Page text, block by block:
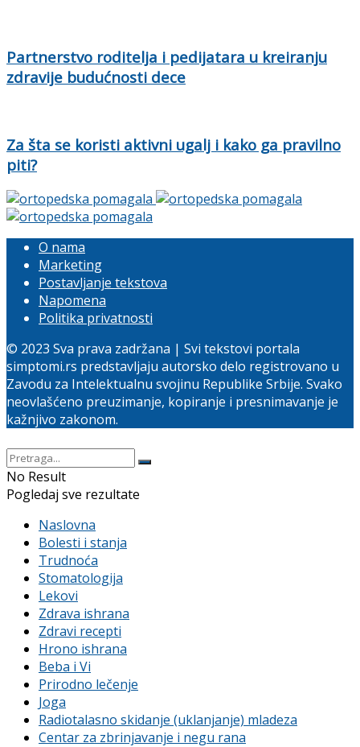
Partnerstvo roditelja i pedijatara u kreiranju
zdravije budućnosti dece
Za šta se koristi aktivni ugalj i kako ga pravilno
piti?
O nama
Marketing
Postavljanje tekstova
Napomena
Politika privatnosti
© 2023 Sva prava zadržana | Svi tekstovi portala
simptomi.rs predstavljaju autorsko delo registrovano u
Zavodu za Intelektualnu svojinu Republike Srbije. Svako
neovlašćeno preuzimanje, kopiranje i presnimavanje je
kažnjivo zakonom.
No Result
Pogledaj sve rezultate
Naslovna
Bolesti i stanja
Trudnoća
Stomatologija
Lekovi
Zdrava ishrana
Zdravi recepti
Hrono ishrana
Beba i Vi
Prirodno lečenje
Joga
Radiotalasno skidanje (uklanjanje) mladeza
Centar za zbrinjavanje i negu rana